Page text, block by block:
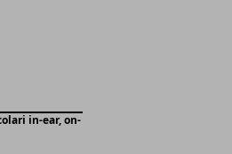
in-ear, on-